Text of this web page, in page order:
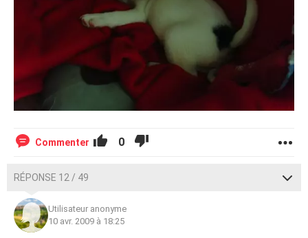
Commenter 0
RÉPONSE 12 / 49
Utilisateur anonyme
10 avr. 2009 à 18:25